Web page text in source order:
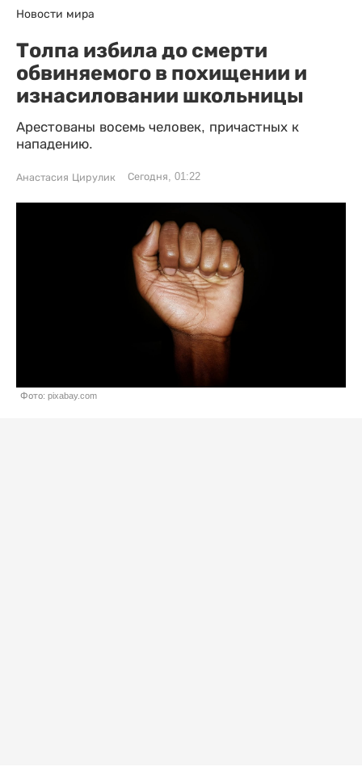
Новости мира
Толпа избила до смерти
обвиняемого в похищении и
изнасиловании школьницы
Арестованы восемь человек, причастных к
нападению.
Анастасия Цирулик Сегодня, 01:22
Фото: pixabay.com